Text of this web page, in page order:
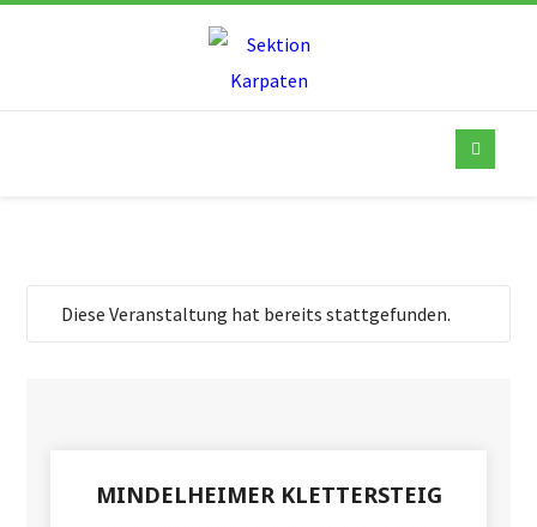
Diese Veranstaltung hat bereits stattgefunden.
MINDELHEIMER KLETTERSTEIG